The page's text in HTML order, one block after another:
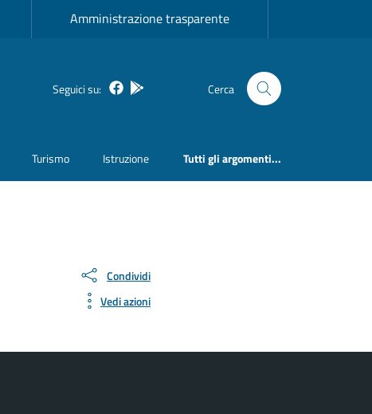
Amministrazione trasparente
Seguici su: FacebookBosa inAppCerca
Turismo Istruzione Tutti gli argomenti...
Condividi
Vedi azioni